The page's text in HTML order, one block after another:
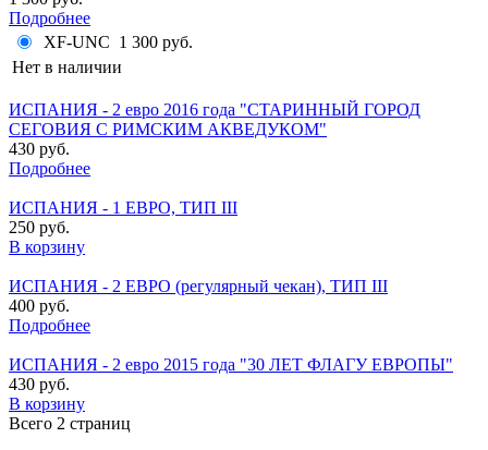
Подробнее
XF-UNC 1 300 руб.
Нет в наличии
ИСПАНИЯ - 2 евро 2016 года "СТАРИННЫЙ ГОРОД
СЕГОВИЯ С РИМСКИМ АКВЕДУКОМ"
430 руб.
Подробнее
ИСПАНИЯ - 1 ЕВРО, ТИП III
250 руб.
В корзину
ИСПАНИЯ - 2 ЕВРО (регулярный чекан), ТИП III
400 руб.
Подробнее
ИСПАНИЯ - 2 евро 2015 года "30 ЛЕТ ФЛАГУ ЕВРОПЫ"
430 руб.
В корзину
Всего 2 страниц